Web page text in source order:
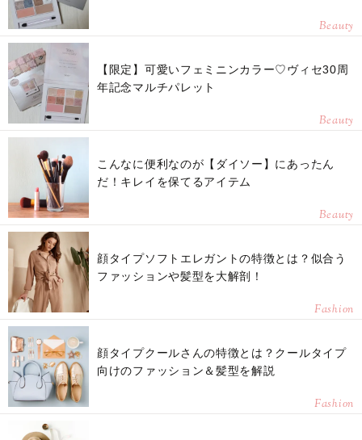
Beauty
【限定】可愛いフェミニンカラー♡ヴィセ30周
年記念マルチパレット
Beauty
こんなに便利なのが【ダイソー】にあったん
だ！キレイを保てるアイテム
Beauty
顔タイプソフトエレガントの特徴とは？似合う
ファッションや髪型を大解剖！
Fashion
顔タイプクールさんの特徴とは？クールタイプ
向けのファッション＆髪型を解説
Fashion